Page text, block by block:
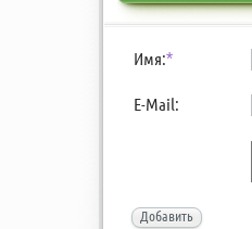
Имя:*
E-Mail:
Добавить